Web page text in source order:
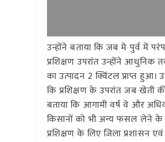
उन्होंने बताया कि जब मे पुर्व में
प्रशिक्षण उपरांत उन्होंने
का उत्पादन 2 क्विंटल प्राप्त
कि प्रशिक्षण के उपरांत जब खेती
बताया कि आगामी वर्ष वे और
किसानों को भी अन्य फसल लेने के
प्रशिक्षण के लिए जिला प्रशासन